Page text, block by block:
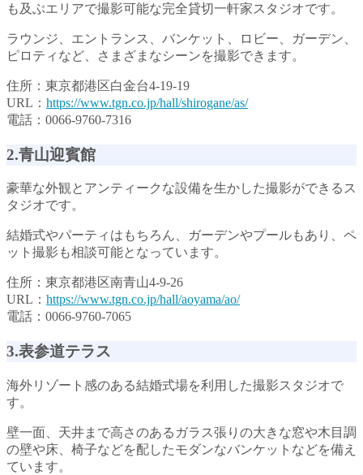
も及ぶエリアで撮影可能な完全貸切一軒家スタジオです。
ラウンジ、エントランス、バンケット、ロビー、ガーデン、
ピロティなど、さまざまなシーンを撮影できます。
住所：東京都港区白金台4-19-19
URL： https://www.tgn.co.jp/hall/shirogane/as/
電話：0066-9760-7316
2.青山迎賓館
豪華な外観とアンティークな設備を生かした撮影ができるス
タジオです。
結婚式やパーティはもちろん、ガーデンやプールもあり、ペ
ット撮影も相談可能となっています。
住所：東京都港区南青山4-9-26
URL： https://www.tgn.co.jp/hall/aoyama/ao/
電話：0066-9760-7065
3.表参道テラス
海外リゾート感のある結婚式場を利用した撮影スタジオで
す。
壁一面、天井まで高さのあるガラス張りの大きな窓や木目調
の壁や床、椅子などを配したモダンなバンケットなどを備え
ています。